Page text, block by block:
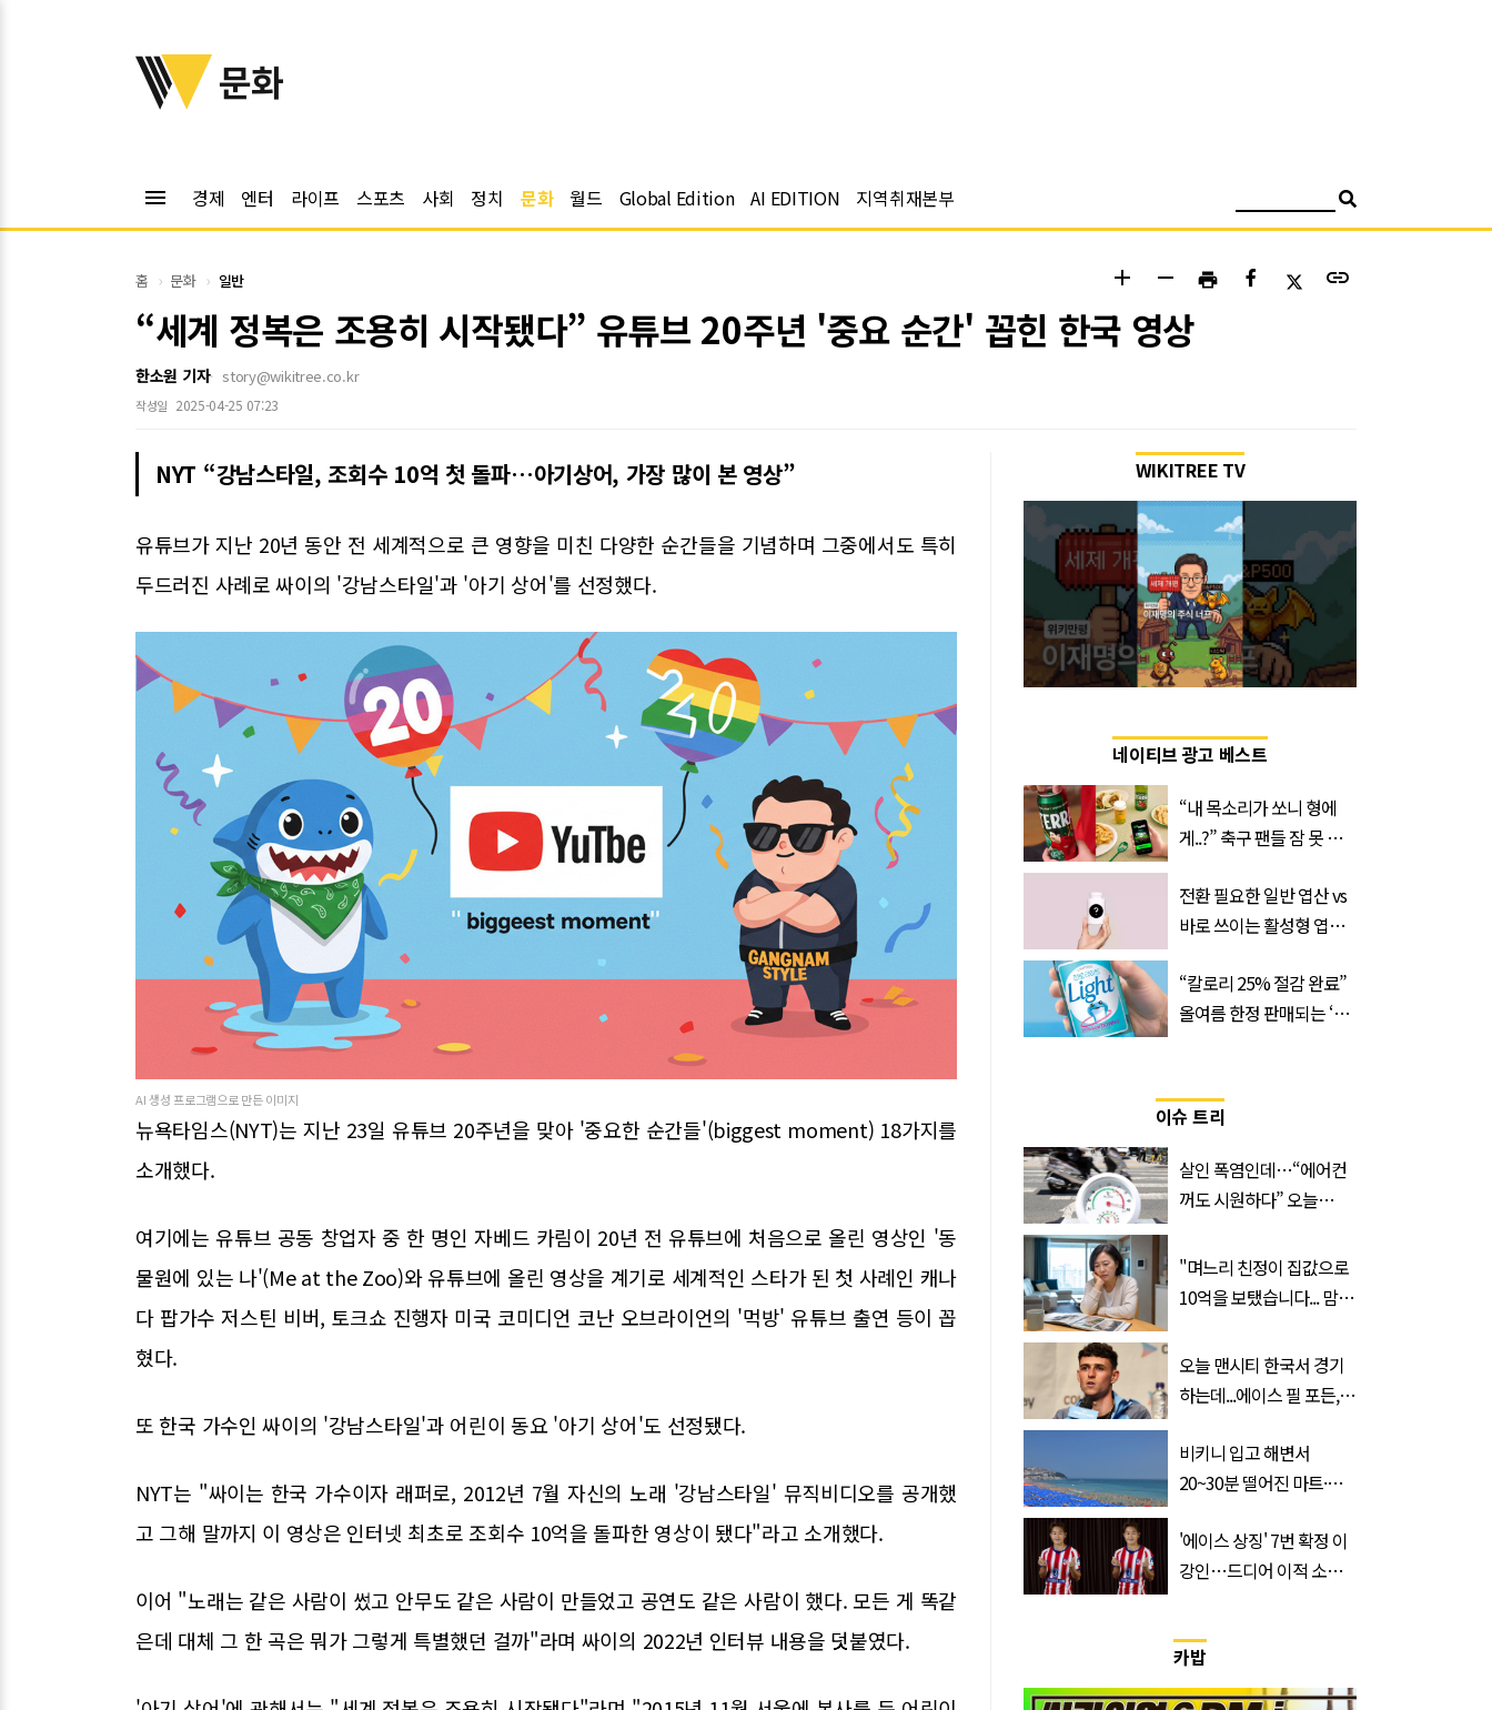
위키트리
문화
menu 경제 엔터 라이프 스포츠 사회 정치 문화 월드 Global Edition AI EDITION 지역취재본부
홈 문화 일반 add remove print link
“세계 정복은 조용히 시작됐다” 유튜브 20주년 '중요 순간' 꼽힌 한국 영상
한소원 기자 story@wikitree.co.kr
작성일 2025-04-25 07:23
NYT “강남스타일, 조회수 10억 첫 돌파…아기상어, 가장 많이 본 영상”
유튜브가 지난 20년 동안 전 세계적으로 큰 영향을 미친 다양한 순간들을 기념하며 그중에서도 특히
두드러진 사례로 싸이의 '강남스타일'과 '아기 상어'를 선정했다.
AI 생성 프로그램으로 만든 이미지
뉴욕타임스(NYT)는 지난 23일 유튜브 20주년을 맞아 '중요한 순간들'(biggest moment) 18가지를
소개했다.
여기에는 유튜브 공동 창업자 중 한 명인 자베드 카림이 20년 전 유튜브에 처음으로 올린 영상인 '동
물원에 있는 나'(Me at the Zoo)와 유튜브에 올린 영상을 계기로 세계적인 스타가 된 첫 사례인 캐나
다 팝가수 저스틴 비버, 토크쇼 진행자 미국 코미디언 코난 오브라이언의 '먹방' 유튜브 출연 등이 꼽
혔다.
또 한국 가수인 싸이의 '강남스타일'과 어린이 동요 '아기 상어'도 선정됐다.
NYT는 "싸이는 한국 가수이자 래퍼로, 2012년 7월 자신의 노래 '강남스타일' 뮤직비디오를 공개했
고 그해 말까지 이 영상은 인터넷 최초로 조회수 10억을 돌파한 영상이 됐다"라고 소개했다.
이어 "노래는 같은 사람이 썼고 안무도 같은 사람이 만들었고 공연도 같은 사람이 했다. 모든 게 똑같
은데 대체 그 한 곡은 뭐가 그렇게 특별했던 걸까"라며 싸이의 2022년 인터뷰 내용을 덧붙였다.
WIKITREE TV
네이티브 광고 베스트
“내 목소리가 쏘니 형에
게..?” 축구 팬들 잠 못 들
트
전환 필요한 일반 엽산 vs
바로 쓰이는 활성형 엽
‘Quatrefolic®’ 주목
“칼로리 25% 절감 완료”
올여름 한정 판매되는 ‘최
이슈 트리
살인 폭염인데…“에어컨
꺼도 시원하다” 오늘
"며느리 친정이 집값으로
10억을 보탰습니다... 맘이
오늘 맨시티 한국서 경기
하는데...에이스 필 포든,
비키니 입고 해변서
20~30분 떨어진 마트·주
속출, 반응 폭발
'에이스 상징' 7번 확정 이
강인…드디어 이적 소감
카밥